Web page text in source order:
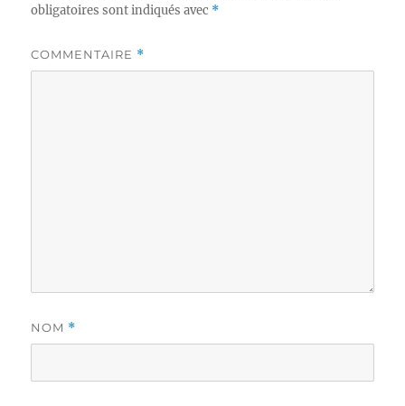
obligatoires sont indiqués avec *
COMMENTAIRE *
NOM *